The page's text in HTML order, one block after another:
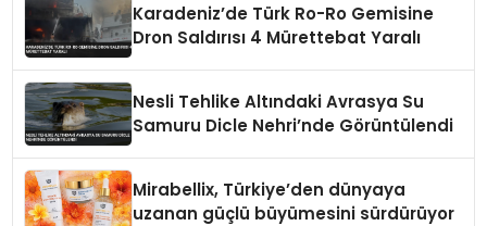
Karadeniz’de Türk Ro-Ro Gemisine
Dron Saldırısı 4 Mürettebat Yaralı
Nesli Tehlike Altındaki Avrasya Su
Samuru Dicle Nehri’nde Görüntülendi
Mirabellix, Türkiye’den dünyaya
uzanan güçlü büyümesini sürdürüyor